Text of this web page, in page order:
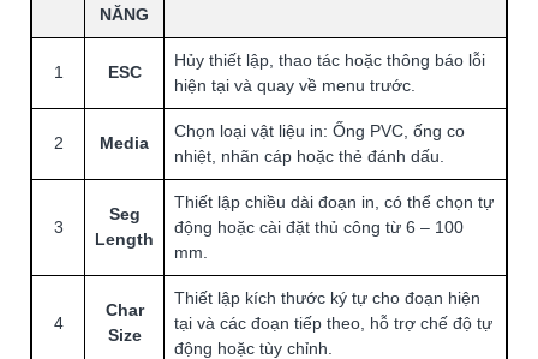
NĂNG
1 ESC
Hủy thiết lập, thao tác hoặc thông báo lỗi
hiện tại và quay về menu trước.
2 Media
Chọn loại vật liệu in: Ống PVC, ống co
nhiệt, nhãn cáp hoặc thẻ đánh dấu.
3
Seg
Length
Thiết lập chiều dài đoạn in, có thể chọn tự
động hoặc cài đặt thủ công từ 6 – 100
mm.
4
Char
Size
Thiết lập kích thước ký tự cho đoạn hiện
tại và các đoạn tiếp theo, hỗ trợ chế độ tự
động hoặc tùy chỉnh.